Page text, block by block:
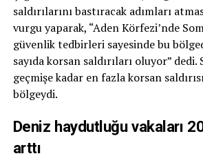
saldırılarını bastıracak adımları
vurgu yaparak, “Aden Körfezi’nde
güvenlik tedbirleri sayesinde bu
sayıda korsan saldırıları oluyor”
geçmişe kadar en fazla korsan
bölgeydi.
Deniz haydutluğu vakaları
arttı